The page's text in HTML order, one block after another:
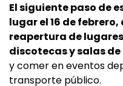
El siguiente paso de
lugar el 16 de
reapertura de
discotecas y salas
y comer en eventos
transporte público.